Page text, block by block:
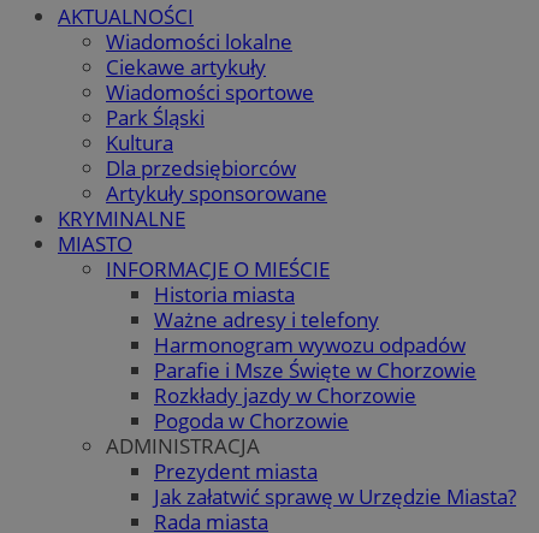
AKTUALNOŚCI
Wiadomości lokalne
Ciekawe artykuły
Wiadomości sportowe
Park Śląski
Kultura
Dla przedsiębiorców
Artykuły sponsorowane
KRYMINALNE
MIASTO
INFORMACJE O MIEŚCIE
Historia miasta
Ważne adresy i telefony
Harmonogram wywozu odpadów
Parafie i Msze Święte w Chorzowie
Rozkłady jazdy w Chorzowie
Pogoda w Chorzowie
ADMINISTRACJA
Prezydent miasta
Jak załatwić sprawę w Urzędzie Miasta?
Rada miasta